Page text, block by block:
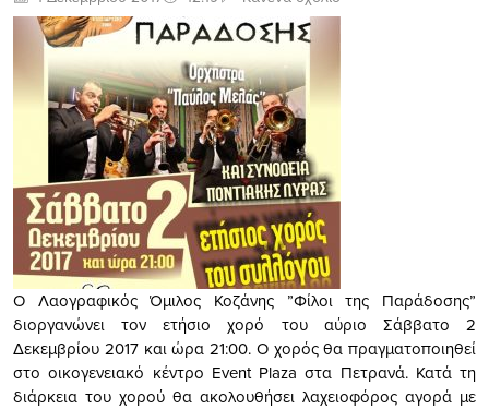
Ο Λαογραφικός Όμιλος Κοζάνης ”Φίλοι της Παράδοσης”
διοργανώνει τον ετήσιο χορό του αύριο Σάββατο 2
Δεκεμβρίου 2017 και ώρα 21:00. Ο χορός θα πραγματοποιηθεί
στο οικογενειακό κέντρο Event Plaza στα Πετρανά. Κατά τη
διάρκεια του χορού θα ακολουθήσει λαχειοφόρος αγορά με